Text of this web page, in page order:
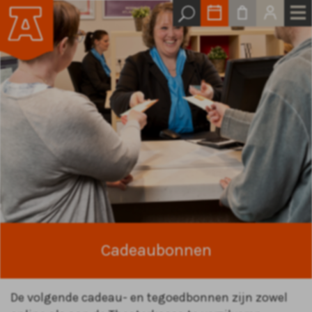
Cadeaubonnen
De volgende cadeau- en tegoedbonnen zijn zowel